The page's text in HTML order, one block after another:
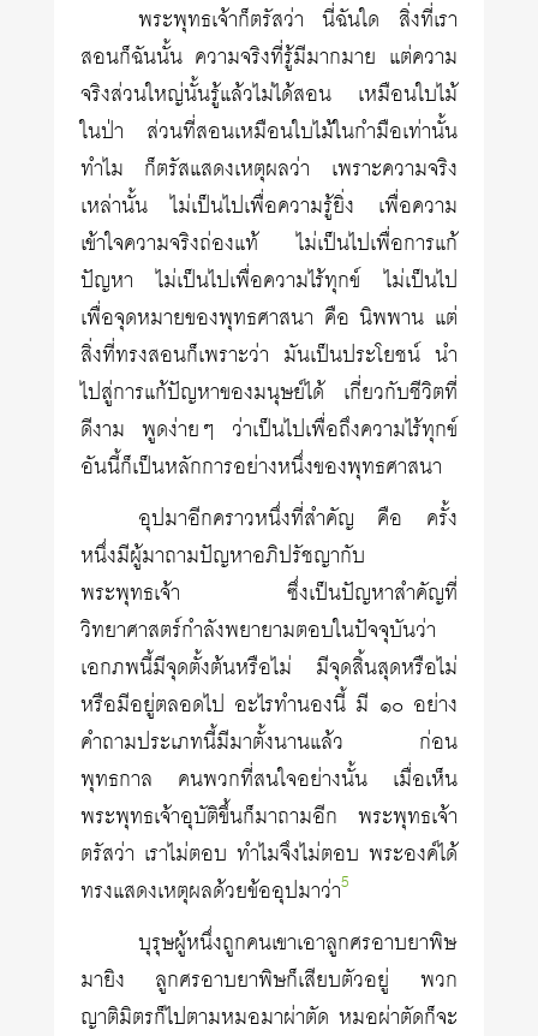
พระพุทธเจ้าก็ตรัสว่า นี่ฉันใด สิ่งที่เรา
สอนก็ฉันนั้น ความจริงที่รู้มีมากมาย แต่ความ
จริงส่วนใหญ่นั้นรู้แล้วไม่ได้สอน เหมือนใบไม้
ในป่า ส่วนที่สอนเหมือนใบไม้ในกำมือเท่านั้น
ทำไม ก็ตรัสแสดงเหตุผลว่า เพราะความจริง
เหล่านั้น ไม่เป็นไปเพื่อความรู้ยิ่ง เพื่อความ
เข้าใจความจริงถ่องแท้ ไม่เป็นไปเพื่อการแก้
ปัญหา ไม่เป็นไปเพื่อความไร้ทุกข์ ไม่เป็นไป
เพื่อจุดหมายของพุทธศาสนา คือ นิพพาน แต่
สิ่งที่ทรงสอนก็เพราะว่า มันเป็นประโยชน์ นำ
ไปสู่การแก้ปัญหาของมนุษย์ได้ เกี่ยวกับชีวิตที่
ดีงาม พูดง่ายๆ ว่าเป็นไปเพื่อถึงความไร้ทุกข์
อันนี้ก็เป็นหลักการอย่างหนึ่งของพุทธศาสนา
อุปมาอีกคราวหนึ่งที่สำคัญ คือ ครั้ง
หนึ่งมีผู้มาถามปัญหาอภิปรัชญากับ
พระพุทธเจ้า ซึ่งเป็นปัญหาสำคัญที่
วิทยาศาสตร์กำลังพยายามตอบในปัจจุบันว่า
เอกภพนี้มีจุดตั้งต้นหรือไม่ มีจุดสิ้นสุดหรือไม่
หรือมีอยู่ตลอดไป อะไรทำนองนี้ มี ๑๐ อย่าง
คำถามประเภทนี้มีมาตั้งนานแล้ว ก่อน
พุทธกาล คนพวกที่สนใจอย่างนั้น เมื่อเห็น
พระพุทธเจ้าอุบัติขึ้นก็มาถามอีก พระพุทธเจ้า
ตรัสว่า เราไม่ตอบ ทำไมจึงไม่ตอบ พระองค์ได้
ทรงแสดงเหตุผลด้วยข้ออุปมาว่า5
บุรุษผู้หนึ่งถูกคนเขาเอาลูกศรอาบยาพิษ
มายิง ลูกศรอาบยาพิษก็เสียบตัวอยู่ พวก
ญาติมิตรก็ไปตามหมอมาผ่าตัด หมอผ่าตัดก็จะ